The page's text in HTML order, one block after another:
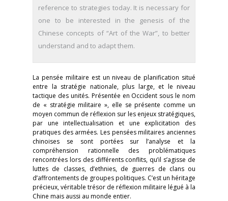
reference to strategies today. It is necessary for
one to be interested in the genesis of the
Chinese concepts of “Art of the War”, to better
understand and to adapt them.
La pensée militaire est un niveau de planification situé
entre la stratégie nationale, plus large, et le niveau
tactique des unités. Présentée en Occident sous le nom
de « stratégie militaire », elle se présente comme un
moyen commun de réflexion sur les enjeux stratégiques,
par une intellectualisation et une explicitation des
pratiques des armées. Les pensées militaires anciennes
chinoises se sont portées sur l’analyse et la
compréhension rationnelle des problématiques
rencontrées lors des différents conflits, qu’il s’agisse de
luttes de classes, d’ethnies, de guerres de clans ou
d’affrontements de groupes politiques. C’est un héritage
précieux, véritable trésor de réflexion militaire légué à la
Chine mais aussi au monde entier.